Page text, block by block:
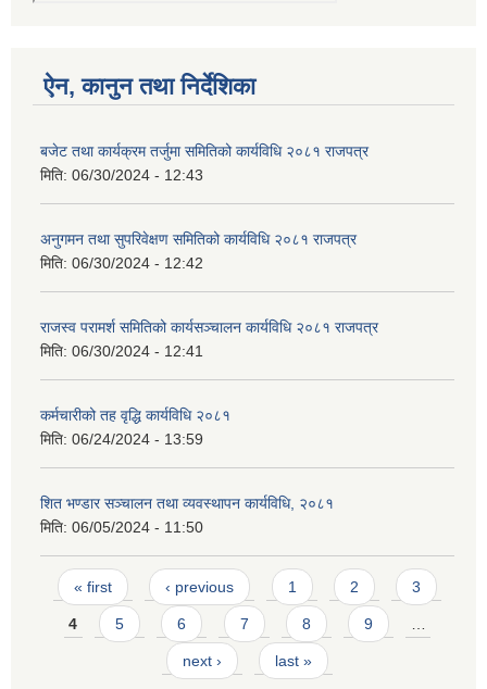
ऐन, कानुन तथा निर्देशिका
बजेट तथा कार्यक्रम तर्जुमा समितिको कार्यविधि २०८१ राजपत्र
मिति: 06/30/2024 - 12:43
अनुगमन तथा सुपरिवेक्षण समितिको कार्यविधि २०८१ राजपत्र
मिति: 06/30/2024 - 12:42
राजस्व परामर्श समितिको कार्यसञ्चालन कार्यविधि २०८१ राजपत्र
मिति: 06/30/2024 - 12:41
कर्मचारीको तह वृद्धि कार्यविधि २०८१
मिति: 06/24/2024 - 13:59
शित भण्डार सञ्चालन तथा व्यवस्थापन कार्यविधि, २०८१
मिति: 06/05/2024 - 11:50
Pages
« first ‹ previous 1 2 3
4 5 6 7 8 9
next › last »